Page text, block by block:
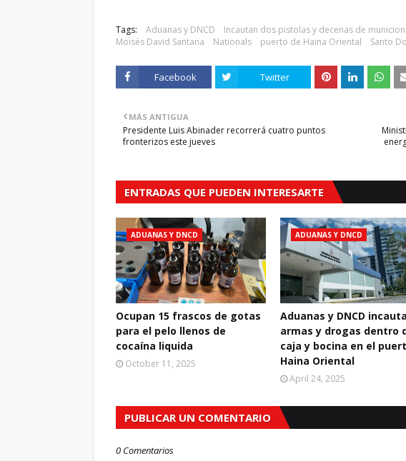
Tags: Aduanas y DNCD Incautan dos pistolas y decenas de
Moisés David Santana
Nationals puerto de Haina Oriental Santo
Facebook Twitter
MÁS ANTIGUA
Presidente Luis Abinader recorrerá cuatro puntos
fronterizos este jueves
ENTRADAS QUE PUEDEN INTERESARTE
ADUANAS Y DNCD
Ocupan 15 frascos de gotas
para el pelo llenos de
cocaína liquida
October 11, 2025
ADUANAS Y DNCD
Aduanas y DNCD
armas y drogas dentro
caja y bocina en el
Haina Oriental
April 24, 2025
PUBLICAR UN COMENTARIO
0 Comentarios